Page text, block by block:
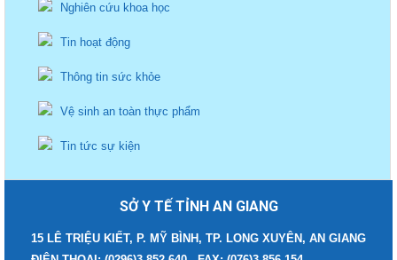
Nghiên cứu khoa học
Tin hoạt động
Thông tin sức khỏe
Vệ sinh an toàn thực phẩm
Tin tức sự kiện
SỞ Y TẾ TỈNH AN GIANG
15 LÊ TRIỆU KIẾT, P. MỸ BÌNH, TP. LONG XUYÊN, AN GIANG